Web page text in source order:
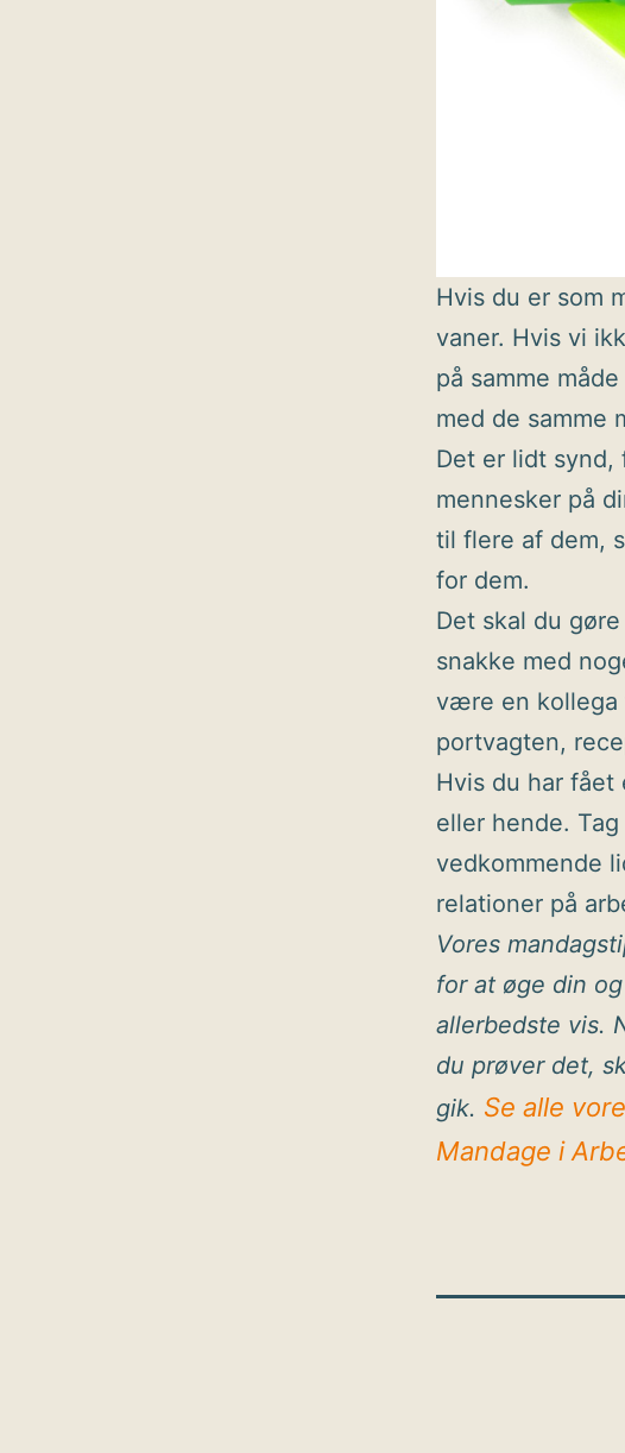
Hvis du er som
vaner. Hvis vi
på samme
med de samme
Det er lidt synd,
mennesker på
til flere af dem,
for dem.
Det skal du
snakke med
være en kollega
portvagten,
Hvis du har
eller hende.
vedkommende
relationer på
Vores
for at øge din
allerbedste vis.
du prøver det,
gik. Se alle
Mandage i